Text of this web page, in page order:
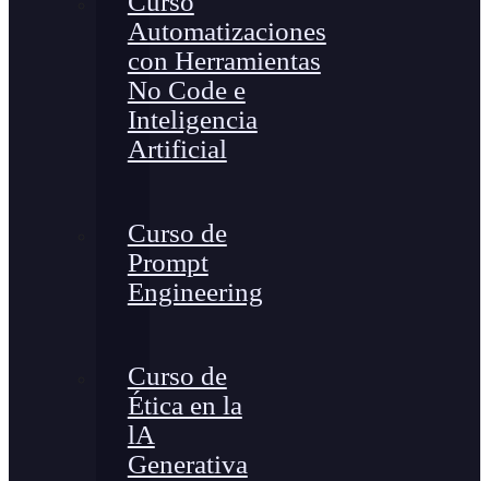
Automatizaciones
con Herramientas
No Code e
Inteligencia
Artificial
Curso de
Prompt
Engineering
Curso de
Ética en la
lA
Generativa